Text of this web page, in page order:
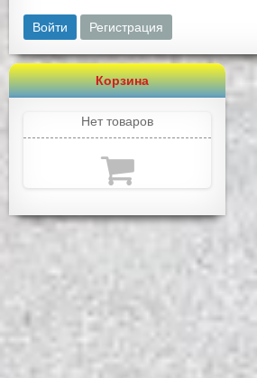
Войти Регистрация
Корзина
Нет товаров